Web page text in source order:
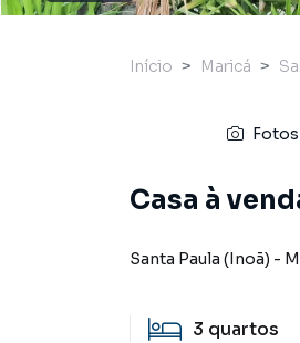
Início Maricá
Fotos
Casa à
Santa Paula (Inoã) -
3 quartos